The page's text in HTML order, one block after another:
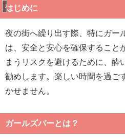
未分類
はじめに
夜の街へ繰り出す際、特にガー
は、安全と安心を確保すること
まうリスクを避けるために、酔
勧めします。楽しい時間を過ご
かせません。
ガールズバーとは？